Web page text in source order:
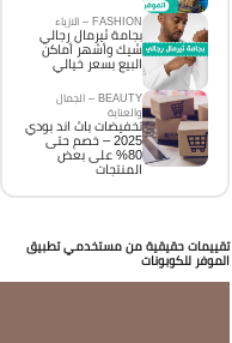
FASHION – الازياء
بجامة ثيرمال رجالي
شيك وأشهر أماكن
البيع بسعر خيالي
BEAUTY – الجمال
والعناية
تخفيضات باث اند بودي
2025 – خصم حتى
80% على بعض
المنتجات
تقييمات حقيقية من مستخدمي تطبيق
الموفر للكوبونات